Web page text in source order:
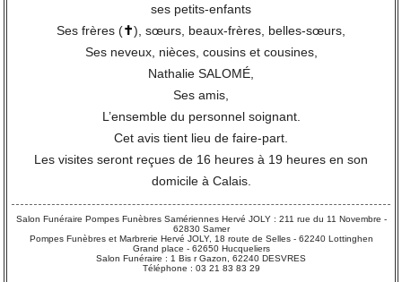
ses petits-enfants
Ses frères (✝), sœurs, beaux-frères, belles-sœurs,
Ses neveux, nièces, cousins et cousines,
Nathalie SALOMÉ,
Ses amis,
L’ensemble du personnel soignant.
Cet avis tient lieu de faire-part.
Les visites seront reçues de 16 heures à 19 heures en son
domicile à Calais.
Salon Funéraire Pompes Funèbres Samériennes Hervé JOLY : 211 rue du 11 Novembre -
62830 Samer
Pompes Funèbres et Marbrerie Hervé JOLY, 18 route de Selles - 62240 Lottinghen
Grand place - 62650 Hucqueliers
Salon Funéraire : 1 Bis r Gazon, 62240 DESVRES
Téléphone : 03 21 83 83 29